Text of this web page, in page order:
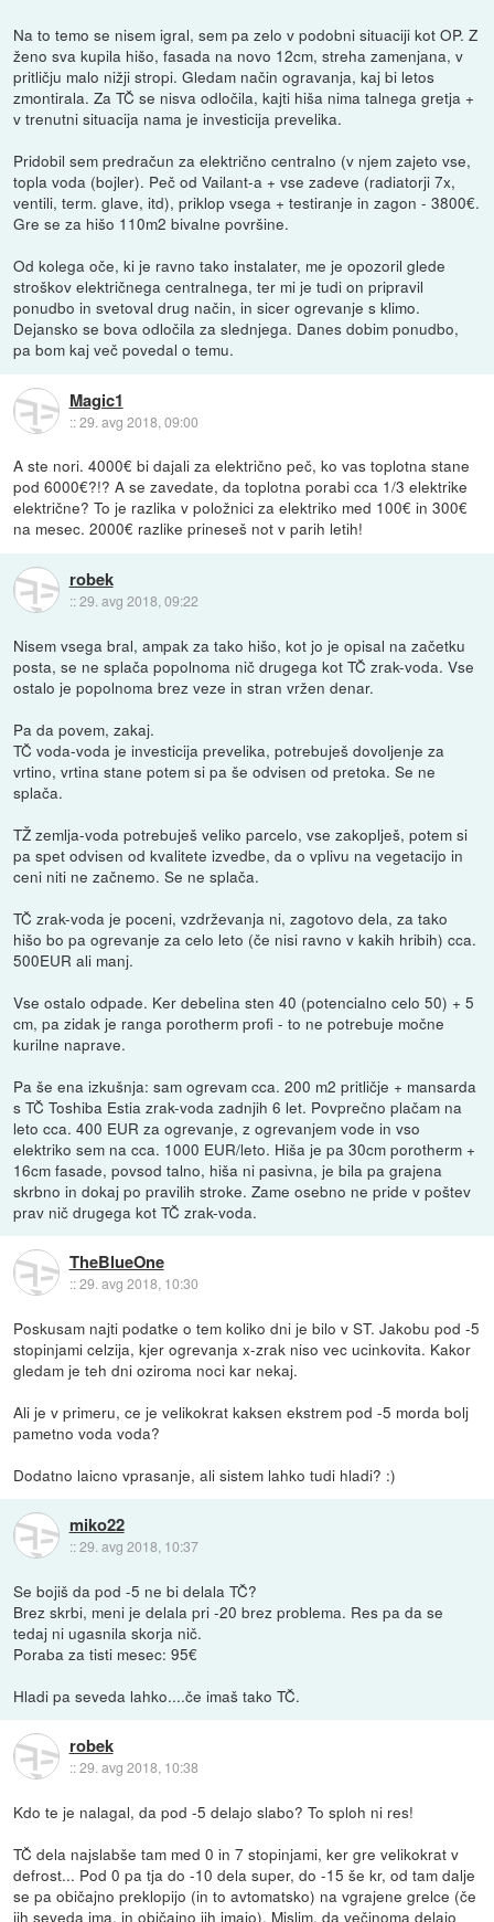
Na to temo se nisem igral, sem pa zelo v podobni situaciji kot OP. Z
ženo sva kupila hišo, fasada na novo 12cm, streha zamenjana, v
pritličju malo nižji stropi. Gledam način ogravanja, kaj bi letos
zmontirala. Za TČ se nisva odločila, kajti hiša nima talnega gretja +
v trenutni situacija nama je investicija prevelika.
Pridobil sem predračun za električno centralno (v njem zajeto vse,
topla voda (bojler). Peč od Vailant-a + vse zadeve (radiatorji 7x,
ventili, term. glave, itd), priklop vsega + testiranje in zagon - 3800€.
Gre se za hišo 110m2 bivalne površine.
Od kolega oče, ki je ravno tako instalater, me je opozoril glede
stroškov električnega centralnega, ter mi je tudi on pripravil
ponudbo in svetoval drug način, in sicer ogrevanje s klimo.
Dejansko se bova odločila za slednjega. Danes dobim ponudbo,
pa bom kaj več povedal o temu.
Magic1
::29. avg 2018, 09:00
A ste nori. 4000€ bi dajali za električno peč, ko vas toplotna stane
pod 6000€?!? A se zavedate, da toplotna porabi cca 1/3 elektrike
električne? To je razlika v položnici za elektriko med 100€ in 300€
na mesec. 2000€ razlike prineseš not v parih letih!
robek
::29. avg 2018, 09:22
Nisem vsega bral, ampak za tako hišo, kot jo je opisal na začetku
posta, se ne splača popolnoma nič drugega kot TČ zrak-voda. Vse
ostalo je popolnoma brez veze in stran vržen denar.
Pa da povem, zakaj.
TČ voda-voda je investicija prevelika, potrebuješ dovoljenje za
vrtino, vrtina stane potem si pa še odvisen od pretoka. Se ne
splača.
TŽ zemlja-voda potrebuješ veliko parcelo, vse zakoplješ, potem si
pa spet odvisen od kvalitete izvedbe, da o vplivu na vegetacijo in
ceni niti ne začnemo. Se ne splača.
TČ zrak-voda je poceni, vzdrževanja ni, zagotovo dela, za tako
hišo bo pa ogrevanje za celo leto (če nisi ravno v kakih hribih) cca.
500EUR ali manj.
Vse ostalo odpade. Ker debelina sten 40 (potencialno celo 50) + 5
cm, pa zidak je ranga porotherm profi - to ne potrebuje močne
kurilne naprave.
Pa še ena izkušnja: sam ogrevam cca. 200 m2 pritličje + mansarda
s TČ Toshiba Estia zrak-voda zadnjih 6 let. Povprečno plačam na
leto cca. 400 EUR za ogrevanje, z ogrevanjem vode in vso
elektriko sem na cca. 1000 EUR/leto. Hiša je pa 30cm porotherm +
16cm fasade, povsod talno, hiša ni pasivna, je bila pa grajena
skrbno in dokaj po pravilih stroke. Zame osebno ne pride v poštev
prav nič drugega kot TČ zrak-voda.
TheBlueOne
::29. avg 2018, 10:30
Poskusam najti podatke o tem koliko dni je bilo v ST. Jakobu pod -5
stopinjami celzija, kjer ogrevanja x-zrak niso vec ucinkovita. Kakor
gledam je teh dni oziroma noci kar nekaj.
Ali je v primeru, ce je velikokrat kaksen ekstrem pod -5 morda bolj
pametno voda voda?
Dodatno laicno vprasanje, ali sistem lahko tudi hladi? :)
miko22
::29. avg 2018, 10:37
Se bojiš da pod -5 ne bi delala TČ?
Brez skrbi, meni je delala pri -20 brez problema. Res pa da se
tedaj ni ugasnila skorja nič.
Poraba za tisti mesec: 95€
Hladi pa seveda lahko....če imaš tako TČ.
robek
::29. avg 2018, 10:38
Kdo te je nalagal, da pod -5 delajo slabo? To sploh ni res!
TČ dela najslabše tam med 0 in 7 stopinjami, ker gre velikokrat v
defrost... Pod 0 pa tja do -10 dela super, do -15 še kr, od tam dalje
se pa običajno preklopijo (in to avtomatsko) na vgrajene grelce (če
jih seveda ima, in običajno jih imajo). Mislim, da večinoma delajo